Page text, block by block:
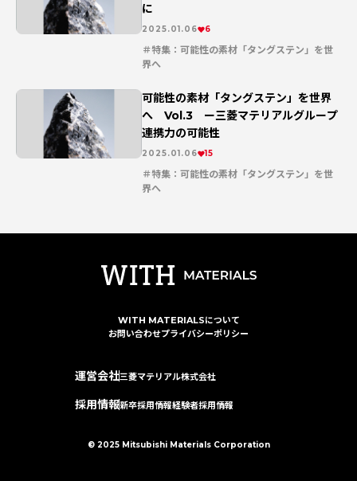
に
2025.01.06 6
特集：可能性の素材「タングステン」を世
界へ
可能性の素材「タングステン」を世界
へ Vol.3 ー三菱マテリアルグループ
連携力の可能性
2025.01.06 15
特集：可能性の素材「タングステン」を世
界へ
WITH MATERIALSについて
お問い合わせプライバシーポリシー
運営会社三菱マテリアル株式会社
採用情報新卒採用情報経験者採用情報
© 2025 Mitsubishi Materials Corporation